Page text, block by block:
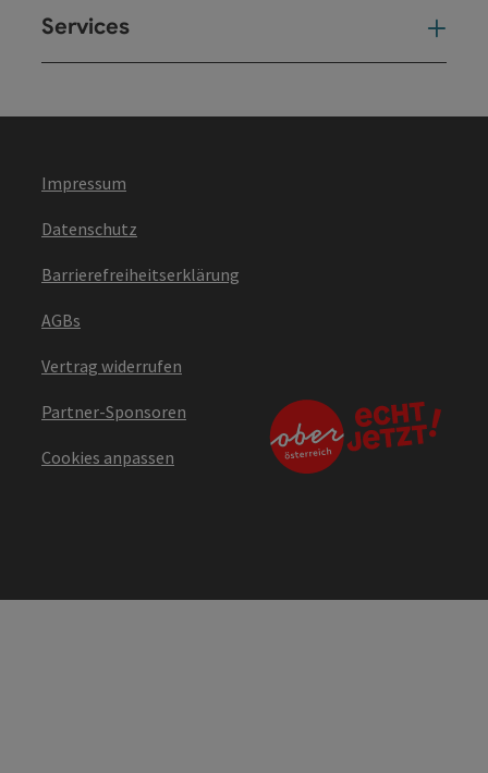
Services
Impressum
Datenschutz
Barrierefreiheitserklärung
AGBs
Vertrag widerrufen
Partner-Sponsoren
Cookies anpassen